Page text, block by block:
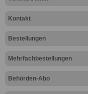
Kontakt
Bestellungen
Mehrfachbestellungen
Behörden-Abo